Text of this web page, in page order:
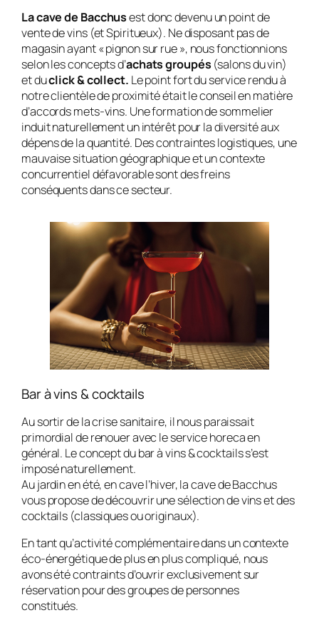
La cave de Bacchusest donc devenu un point de
vente de vins (et Spiritueux). Ne disposant pas de
magasin ayant « pignon sur rue », nous fonctionnions
selon les concepts d’achats groupés (salons du vin)
et duclick & collect. Le point fort du service rendu à
notre clientèle de proximité était le conseil en matière
d’accords mets-vins. Une formation de sommelier
induit naturellement un intérêt pour la diversité aux
dépens de la quantité. Des contraintes logistiques, une
mauvaise situation géographique et un contexte
concurrentiel défavorable sont des freins
conséquents dans ce secteur.
Bar à vins & cocktails
Au sortir de la crise sanitaire, il nous paraissait
primordial de renouer avec le service horeca en
général. Le concept du bar à vins & cocktails s’est
imposé naturellement.
Au jardin en été, en cave l’hiver, la cave de Bacchus
vous propose de découvrir une sélection de vins et des
cocktails (classiques ou originaux).
En tant qu’activité complémentaire dans un contexte
éco-énergétique de plus en plus compliqué, nous
avons été contraints d’ouvrir exclusivement sur
réservation pour des groupes de personnes
constitués.